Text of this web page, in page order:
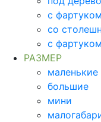
с
со
с
РАЗМЕР
маленькие
большие
мини